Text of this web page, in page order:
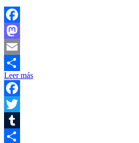
Facebook
Mastodon
Email
Compartir
Leer más
Facebook
Twitter
Tumblr